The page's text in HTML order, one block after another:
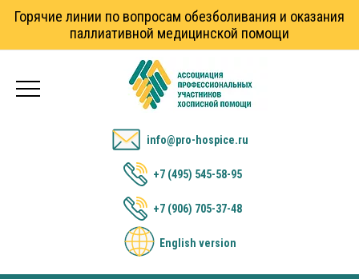
Горячие линии по вопросам обезболивания и оказания
паллиативной медицинской помощи
info@pro-hospice.ru
+7 (495) 545-58-95
+7 (906) 705-37-48
English version